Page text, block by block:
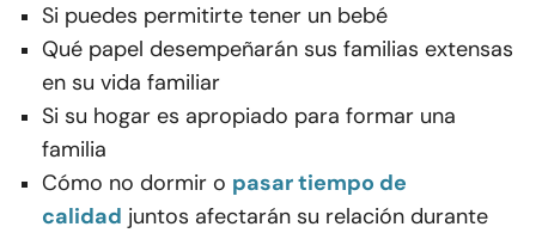
Si puedes permitirte tener un bebé
Qué papel desempeñarán sus familias extensas
en su vida familiar
Si su hogar es apropiado para formar una
familia
Cómo no dormir o pasar tiempo de
calidad juntos afectarán su relación durante